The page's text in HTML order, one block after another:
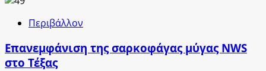
Περιβάλλον
Επανεμφάνιση της σαρκοφάγας μύγας NWS
στο Τέξας